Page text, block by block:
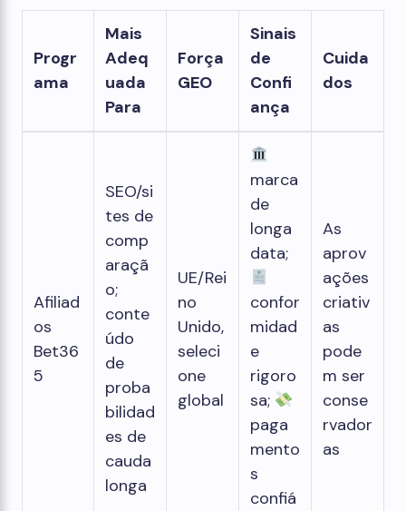
Progr
ama
Mais
Adeq
uada
Para
Força
GEO
Sinais
de
Confi
ança
Cuida
dos
Afiliad
os
Bet36
5
SEO/si
tes de
comp
araçã
o;
conte
údo
de
proba
bilidad
es de
cauda
longa
UE/Rei
no
Unido,
seleci
one
global
marca
de
longa
data;
confor
midad
e
rigoro
sa;
paga
mento
s
confiá
As
aprov
ações
criativ
as
pode
m ser
conse
rvador
as